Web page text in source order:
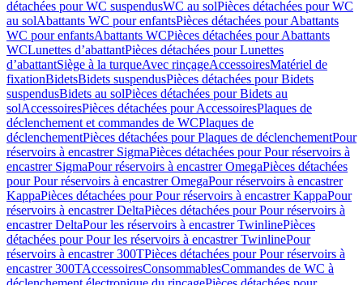
détachées pour WC suspendusWC au solPièces détachées pour WC
au solAbattants WC pour enfantsPièces détachées pour Abattants
WC pour enfantsAbattants WCPièces détachées pour Abattants
WCLunettes d’abattantPièces détachées pour Lunettes
d’abattantSiège à la turqueAvec rinçageAccessoiresMatériel de
fixationBidetsBidets suspendusPièces détachées pour Bidets
suspendusBidets au solPièces détachées pour Bidets au
solAccessoiresPièces détachées pour AccessoiresPlaques de
déclenchement et commandes de WCPlaques de
déclenchementPièces détachées pour Plaques de déclenchementPour
réservoirs à encastrer SigmaPièces détachées pour Pour réservoirs à
encastrer SigmaPour réservoirs à encastrer OmegaPièces détachées
pour Pour réservoirs à encastrer OmegaPour réservoirs à encastrer
KappaPièces détachées pour Pour réservoirs à encastrer KappaPour
réservoirs à encastrer DeltaPièces détachées pour Pour réservoirs à
encastrer DeltaPour les réservoirs à encastrer TwinlinePièces
détachées pour Pour les réservoirs à encastrer TwinlinePour
réservoirs à encastrer 300TPièces détachées pour Pour réservoirs à
encastrer 300TAccessoiresConsommablesCommandes de WC à